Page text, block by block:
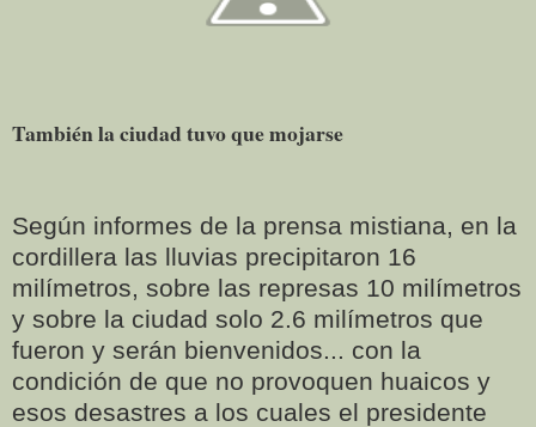
También la ciudad tuvo que mojarse
Según informes de la prensa mistiana, en la
cordillera las lluvias precipitaron 16
milímetros, sobre las represas 10 milímetros
y sobre la ciudad solo 2.6 milímetros que
fueron y serán bienvenidos... con la
condición de que no provoquen huaicos y
esos desastres a los cuales el presidente